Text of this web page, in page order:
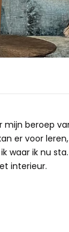
beroep
er voor
waar ik nu
interieur.